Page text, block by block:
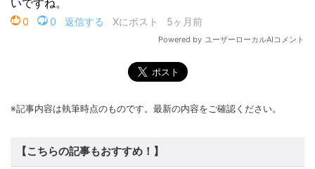
※記事内容は執筆時点のものです。最新の内容をご確認ください。
【こちらの記事もおすすめ！】